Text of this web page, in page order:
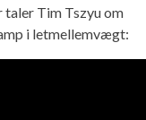
taler Tim Tszyu om
i letmellemvægt: